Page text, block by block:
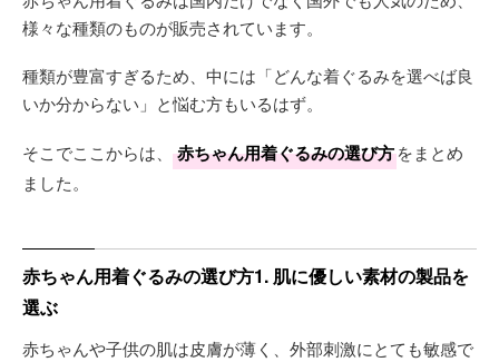
様々な種類のものが販売されています。
種類が豊富すぎるため、中には「どんな着ぐるみを選べば良
いか分からない」と悩む方もいるはず。
そこでここからは、 赤ちゃん用着ぐるみの選び方をまとめ
ました。
赤ちゃん用着ぐるみの選び方1. 肌に優しい素材の製品を
選ぶ
赤ちゃんや子供の肌は皮膚が薄く、外部刺激にとても敏感で